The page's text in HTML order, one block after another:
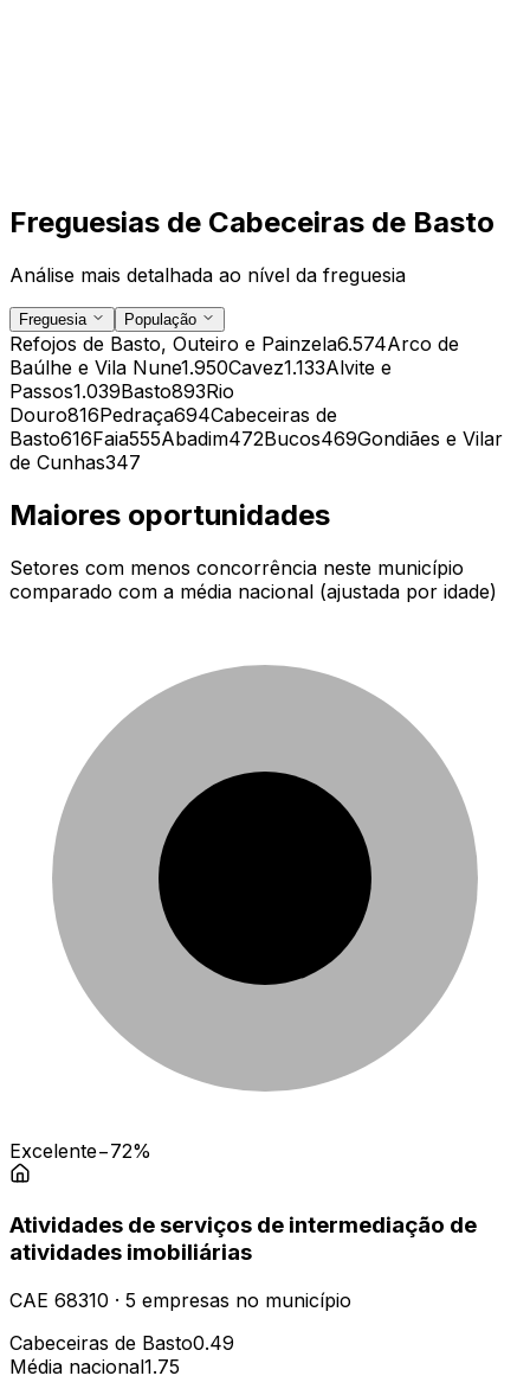
Freguesias de Cabeceiras de Basto
Análise mais detalhada ao nível da freguesia
Freguesia População
Refojos de Basto, Outeiro e Painzela6.574Arco de
Baúlhe e Vila Nune1.950Cavez1.133Alvite e
Passos1.039Basto893Rio
Douro816Pedraça694Cabeceiras de
Basto616Faia555Abadim472Bucos469Gondiães e Vilar
de Cunhas347
Maiores oportunidades
Setores com menos concorrência neste município
comparado com a média nacional (ajustada por idade)
Excelente−72%
Atividades de serviços de intermediação de
atividades imobiliárias
CAE 68310 · 5 empresas no município
Cabeceiras de Basto0.49
Média nacional1.75